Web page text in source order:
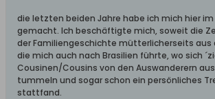
die letzten beiden Jahre habe ich mich hier
gemacht. Ich beschäftigte mich, soweit die
der Familiengeschichte mütterlicherseits aus
die mich auch nach Brasilien führte, wo sich
Cousinen/Cousins von den Auswanderern
tummeln und sogar schon ein persönliches
stattfand.